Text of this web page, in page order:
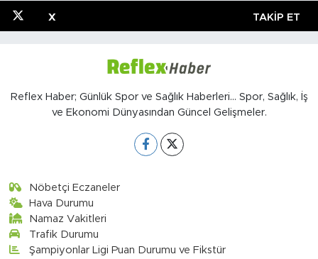
X TAKIP ET
Reflex Haber; Günlük Spor ve Sağlık Haberleri... Spor, Sağlık, İş
ve Ekonomi Dünyasından Güncel Gelişmeler.
Nöbetçi Eczaneler
Hava Durumu
Namaz Vakitleri
Trafik Durumu
Şampiyonlar Ligi Puan Durumu ve Fikstür